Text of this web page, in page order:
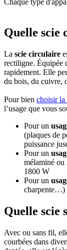
Chaque type
Quelle scie
La scie circulaire
rectiligne. Équipée
rapidement. Elle
du bois, du cuivre,
Pour bien choisir la
l’usage que vous
Pour un
(plaques de
puissance
Pour un
mélaminé ou
1800 W
Pour un
charpente…)
Quelle scie
Avec ou sans fil,
courbées dans